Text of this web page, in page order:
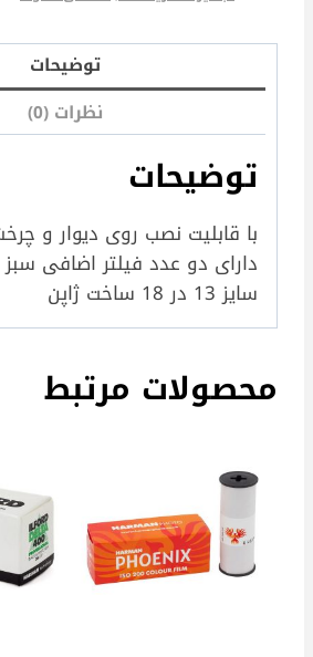
توضیحات
نظرات (0)
توضیحات
دارای دو عدد فیلتر اضافی
سایز 13 در 18 ساخت ژاپن
محصولات مرتبط